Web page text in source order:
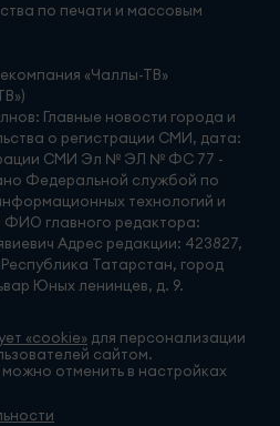
по печати и массовым
«Чаллы-ТВ»
Главные новости города и
о регистрации СМИ, дата:
СМИ Эл № ЭЛ № ФС 77 -
Федеральной службой по
технологий и
главного редактора:
Адрес редакции: 423827,
Татарстан, город
Юных ленинцев, д. 9.
«cookie» для персонализации
сайтом.
отменить в настройках